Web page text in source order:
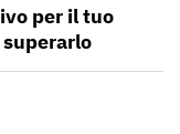
per il tuo